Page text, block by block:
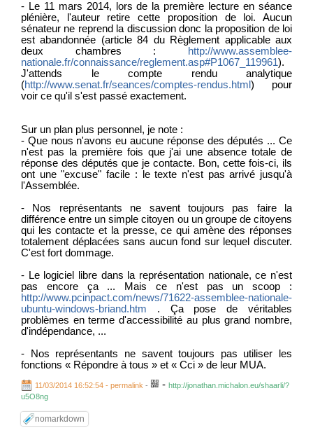
- Le 11 mars 2014, lors de la première lecture en séance
plénière, l'auteur retire cette proposition de loi. Aucun
sénateur ne reprend la discussion donc la proposition de loi
est abandonnée (article 84 du Règlement applicable aux
deux chambres :
http://www.assemblee-
nationale.fr/connaissance/reglement.asp#P1067_119961).
J'attends le compte rendu analytique
(http://www.senat.fr/seances/comptes-rendus.html ) pour
voir ce qu'il s'est passé exactement.
Sur un plan plus personnel, je note :
- Que nous n'avons eu aucune réponse des députés ... Ce
n'est pas la première fois que j'ai une absence totale de
réponse des députés que je contacte. Bon, cette fois-ci, ils
ont une "excuse" facile : le texte n'est pas arrivé jusqu'à
l'Assemblée.
- Nos représentants ne savent toujours pas faire la
différence entre un simple citoyen ou un groupe de citoyens
qui les contacte et la presse, ce qui amène des réponses
totalement déplacées sans aucun fond sur lequel discuter.
C'est fort dommage.
- Le logiciel libre dans la représentation nationale, ce n'est
pas encore ça ... Mais ce n'est pas un scoop :
http://www.pcinpact.com/news/71622-assemblee-nationale-
ubuntu-windows-briand.htm . Ça pose de véritables
problèmes en terme d'accessibilité au plus grand nombre,
d'indépendance, ...
- Nos représentants ne savent toujours pas utiliser les
fonctions « Répondre à tous » et « Cci » de leur MUA.
11/03/2014 16:52:54 - permalink - - http://jonathan.michalon.eu/shaarli/?
u5O8ng
nomarkdown